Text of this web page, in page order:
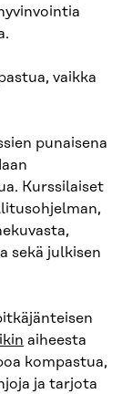
vaikka
punaisena
Kurssilaiset
sekä julkisen
aiheesta
kompastua,
ja tarjota